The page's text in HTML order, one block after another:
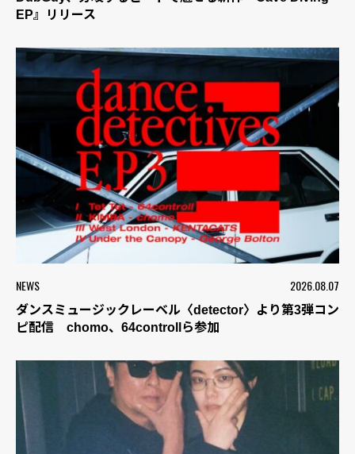
EP』リリース
NEWS 2026.08.07
ダンスミュージックレーベル〈detector〉より第3弾コン
ピ配信 chomo、64controllら参加